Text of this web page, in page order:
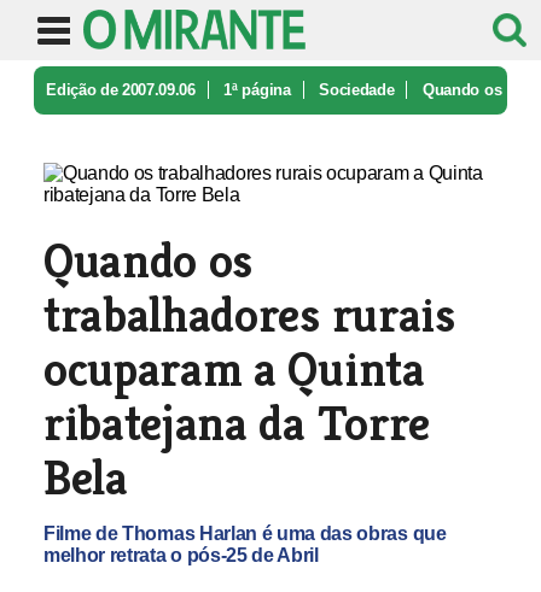
Edição de 2007.09.06 1ª página Sociedade Quando os
Quando os
trabalhadores rurais
ocuparam a Quinta
ribatejana da Torre
Bela
Filme de Thomas Harlan é uma das obras que
melhor retrata o pós-25 de Abril